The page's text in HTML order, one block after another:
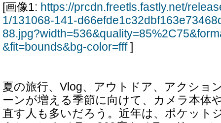
[画像1: https://prcdn.freetls.fastly.net/
1/131068-141-
&fit=bounds&bg-color=fff]
夏の旅行、Vlog、アウトドア、アクショ
ーンが増える季節に向けて、カメラ本体
直す人も多いだろう。近年は、ポケット